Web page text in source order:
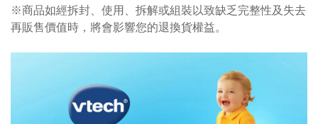
※商品如經拆封、使用、拆解或組裝以致缺乏完整性及失去
再販售價值時，將會影響您的退換貨權益。